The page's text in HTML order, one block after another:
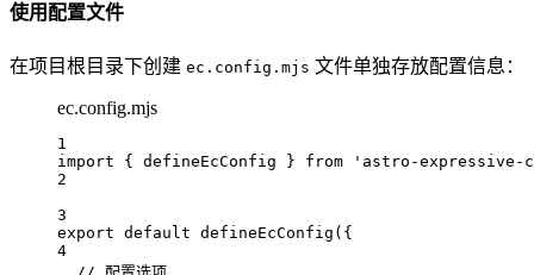
使用配置文件
在项目根目录下创建 ec.config.mjs 文件单独存放配置信息：
ec.config.mjs
1
import { defineEcConfig } from
'astro-expressive-
2
3
export default defineEcConfig ({
4